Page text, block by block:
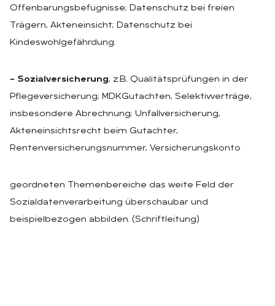
Offenbarungsbefugnisse; Datenschutz bei freien
Trägern, Akteneinsicht; Datenschutz bei
Kindeswohlgefährdung.
– Sozialversicherung, z.B. Qualitätsprüfungen in der
Pflegeversicherung; MDKGutachten, Selektivverträge,
insbesondere Abrechnung; Unfallversicherung,
Akteneinsichtsrecht beim Gutachter,
Rentenversicherungsnummer, Versicherungskonto
geordneten Themenbereiche das weite Feld der
Sozialdatenverarbeitung überschaubar und
beispielbezogen abbilden. (Schriftleitung)